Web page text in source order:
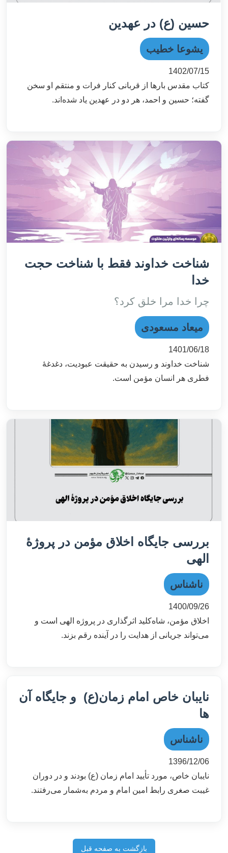
حسین (ع) در عهدین
یشوعا خطیب
1402/07/15
کتاب مقدس بارها از قربانی کنار فرات و منتقم او سخن
گفته؛ حسین و احمد، هر دو در عهدین یاد شده‌اند.
شناخت خداوند فقط با شناخت حجت
خدا
چرا خدا مرا خلق کرد؟
میعاد مسعودی
1401/06/18
شناخت خداوند و رسیدن به حقیقت عبودیت، دغدغۀ
فطری هر انسان مؤمن است.
بررسی جایگاه اخلاق مؤمن در پروژۀ
الهی
ناشناس
1400/09/26
اخلاق مؤمن، شاه‌کلید اثرگذاری در پروژه الهی است و
می‌تواند جریانی از هدایت را در آینده رقم بزند.
نایبان خاص امام زمان(ع) و جایگاه آن
ها
ناشناس
1396/12/06
نایبان خاص، مورد تأیید امام زمان (ع) بودند و در دوران
غیبت صغری رابط امین امام و مردم به‌شمار می‌رفتند.
بازگشت به صفحه قبل